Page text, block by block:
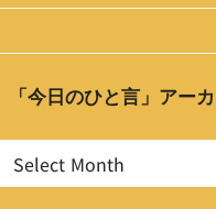
「今日のひと言」アー
Select Month